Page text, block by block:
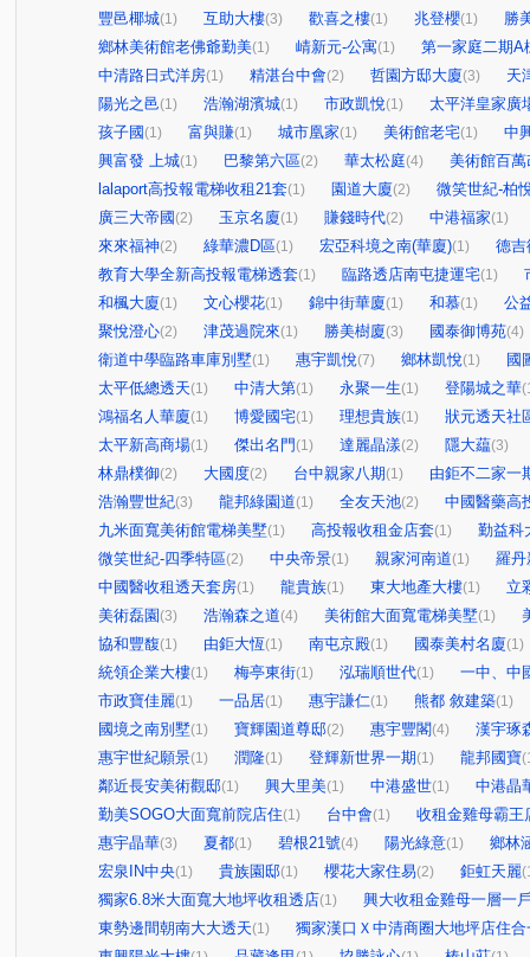
豐邑椰城(1) 互助大樓(3) 歡喜之樓(1) 兆登櫻(1)
勝
鄉林美術館老佛爺勤美(1) 崝新元-公寓(1)
第一家庭二期A
中清路日式洋房(1) 精湛台中會(2) 哲園方邸大廈(3)
天
陽光之邑(1) 浩瀚湖濱城(1) 市政凱悅(1)
太平洋皇家廣
孩子國 (1) 富與賺(1) 城市凰家(1) 美術館老宅(1)
中
興富發 上城(1) 巴黎第六區(2) 華太松庭(4)
美術館百
lalaport高投報電梯收租21套(1) 園道大廈(2)
微笑世紀-柏
廣三大帝國 (2) 玉京名廈(1) 賺錢時代(2) 中港福家(1)
來來福神(2) 綠華濃D區(1) 宏亞科境之南(華廈)(1)
德吉
教育大學全新高投報電梯透套(1) 臨路透店南屯捷運宅(1)
和楓大廈(1) 文心櫻花(1) 錦中街華廈(1) 和慕(1)
公
聚悅澄心(2) 津茂過院來(1) 勝美樹廈(3) 國泰御博苑(4)
衛道中學臨路車庫別墅(1) 惠宇凱悅(7) 鄉林凱悅(1)
國
太平低總透天(1) 中清大第(1) 永聚一生(1) 登陽城之華
鴻福名人華廈(1) 博愛國宅(1) 理想貴族(1)
狀元透天社
太平新高商場(1) 傑出名門 (1) 達麗晶漾(2) 隱大藴(3)
林鼎樸御(2) 大國度(2) 台中親家八期(1)
由鉅不二家一
浩瀚豐世紀(3) 龍邦綠園道(1) 全友天池(2)
中國醫藥高
九米面寬美術館電梯美墅(1) 高投報收租金店套(1)
勤益科
微笑世紀-四季特區(2) 中央帝景(1) 親家河南道(1)
羅丹
中國醫收租透天套房(1) 龍貴族(1) 東大地產大樓(1)
立
美術磊園 (3) 浩瀚森之道(4) 美術館大面寬電梯美墅(1)
協和豐馥(1) 由鉅大恆(1) 南屯京殿(1) 國泰美村名廈(1)
統領企業大樓(1) 梅亭東街(1) 泓瑞順世代(1)
一中、中
市政寶佳麗(1) 一品居(1) 惠宇謙仁(1) 熊都 敘建築(1)
國境之南別墅(1) 寶輝園道尊邸(2) 惠宇豐閣(4)
漢宇琢
惠宇世紀願景(1) 潤隆(1) 登輝新世界一期(1) 龍邦國寶
鄰近長安美術觀邸(1) 興大里美(1) 中港盛世(1)
中港晶
勤美SOGO大面寬前院店住(1) 台中會(1)
收租金雞母霸王
惠宇晶華(3) 夏都(1) 碧根21號(4) 陽光綠意(1)
鄉林
宏泉IN中央(1) 貴族園邸(1) 櫻花大家住易(2) 鉅虹天麗
獨家6.8米大面寬大地坪收租透店(1)
興大收租金雞母一層一
東勢邊間朝南大大透天(1)
獨家漢口Ｘ中清商圈大地坪店住合